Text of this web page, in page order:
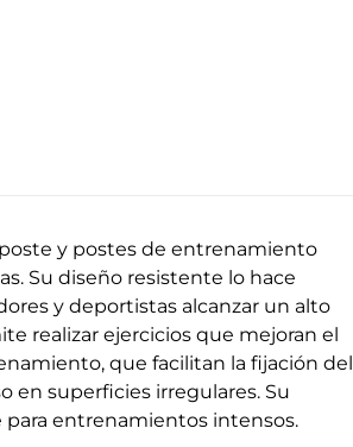
y postes de entrenamiento
Su diseño resistente lo hace
y deportistas alcanzar un alto
realizar ejercicios que mejoran el
que facilitan la fijación del
en superficies irregulares. Su
entrenamientos intensos.